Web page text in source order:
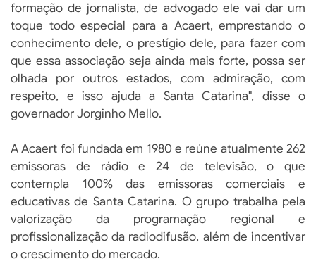
formação de jornalista, de advogado ele vai dar um
toque todo especial para a Acaert, emprestando o
conhecimento dele, o prestígio dele, para fazer com
que essa associação seja ainda mais forte, possa ser
olhada por outros estados, com admiração, com
respeito, e isso ajuda a Santa Catarina", disse o
governador Jorginho Mello.
A Acaert foi fundada em 1980 e reúne atualmente 262
emissoras de rádio e 24 de televisão, o que
contempla 100% das emissoras comerciais e
educativas de Santa Catarina. O grupo trabalha pela
valorização da programação regional e
profissionalização da radiodifusão, além de incentivar
o crescimento do mercado.